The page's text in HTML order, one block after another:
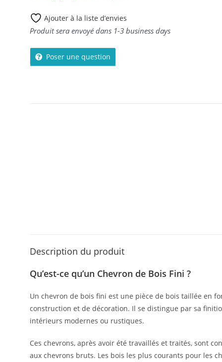
Ajouter à la liste d’envies
Produit sera envoyé dans 1-3 business days
Poser une question
Description du produit
Qu’est-ce qu’un Chevron de Bois Fini ?
Un chevron de bois fini est une pièce de bois taillée en
construction et de décoration. Il se distingue par sa
intérieurs modernes ou rustiques.
Ces chevrons, après avoir été travaillés et traités, sont
aux chevrons bruts. Les bois les plus courants pour les